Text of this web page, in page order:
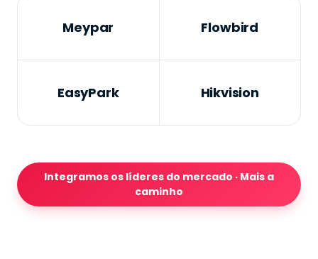
Meypar Flowbird
EasyPark Hikvision
Integramos os líderes do mercado · Mais a
caminho